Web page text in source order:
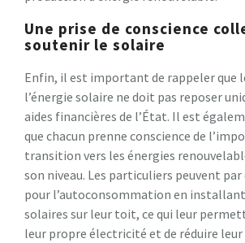
Une prise de conscience
soutenir le solaire
Enfin, il est important de rappeler que
l’énergie solaire ne doit pas reposer
aides financières de l’État. Il est
que chacun prenne conscience de
transition vers les énergies
son niveau. Les particuliers peuvent
pour l’autoconsommation en installant
solaires sur leur toit, ce qui leur
leur propre électricité et de réduire